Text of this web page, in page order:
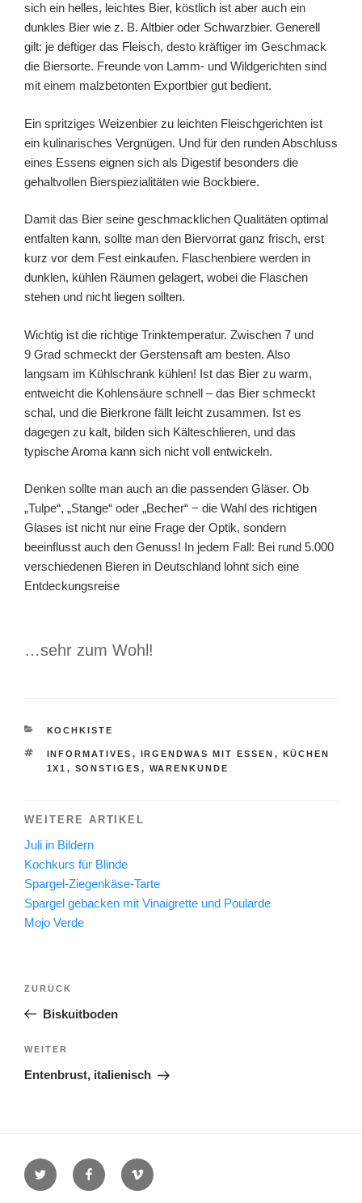
sich ein helles, leichtes Bier, köstlich ist aber auch ein
dunkles Bier wie z. B. Altbier oder Schwarzbier. Generell
gilt: je deftiger das Fleisch, desto kräftiger im Geschmack
die Biersorte. Freunde von Lamm- und Wildgerichten sind
mit einem malzbetonten Exportbier gut bedient.
Ein spritziges Weizenbier zu leichten Fleischgerichten ist
ein kulinarisches Vergnügen. Und für den runden Abschluss
eines Essens eignen sich als Digestif besonders die
gehaltvollen Bierspiezialitäten wie Bockbiere.
Damit das Bier seine geschmacklichen Qualitäten optimal
entfalten kann, sollte man den Biervorrat ganz frisch, erst
kurz vor dem Fest einkaufen. Flaschenbiere werden in
dunklen, kühlen Räumen gelagert, wobei die Flaschen
stehen und nicht liegen sollten.
Wichtig ist die richtige Trinktemperatur. Zwischen 7 und
9 Grad schmeckt der Gerstensaft am besten. Also
langsam im Kühlschrank kühlen! Ist das Bier zu warm,
entweicht die Kohlensäure schnell – das Bier schmeckt
schal, und die Bierkrone fällt leicht zusammen. Ist es
dagegen zu kalt, bilden sich Kälteschlieren, und das
typische Aroma kann sich nicht voll entwickeln.
Denken sollte man auch an die passenden Gläser. Ob
„Tulpe“, „Stange“ oder „Becher“ − die Wahl des richtigen
Glases ist nicht nur eine Frage der Optik, sondern
beeinflusst auch den Genuss! In jedem Fall: Bei rund 5.000
verschiedenen Bieren in Deutschland lohnt sich eine
Entdeckungsreise
…sehr zum Wohl!
KATEGORIEN
KOCHKISTE
SCHLAGWÖRTER
INFORMATIVES , IRGENDWAS MIT ESSEN , KÜCHEN
1X1 , SONSTIGES , WARENKUNDE
WEITERE ARTIKEL
Juli in Bildern
Kochkurs für Blinde
Spargel-Ziegenkäse-Tarte
Spargel gebacken mit Vinaigrette und Poularde
Mojo Verde
Beitragsnavigation
Vorheriger
Beitrag
ZURÜCK
Biskuitboden
Nächster
Beitrag
WEITER
Entenbrust, italienisch
Twitter FacebookVimeo